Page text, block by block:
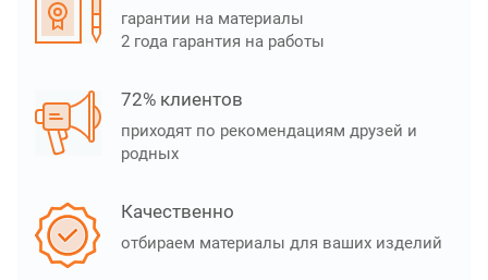
гарантии на материалы
2 года гарантия на работы
72% клиентов
приходят по рекомендациям друзей и
родных
Качественно
отбираем материалы для ваших изделий